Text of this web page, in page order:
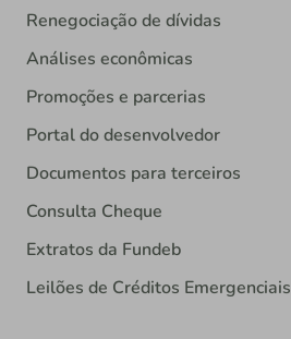
Renegociação de dívidas
Análises econômicas
Promoções e parcerias
Portal do desenvolvedor
Documentos para terceiros
Consulta Cheque
Extratos da Fundeb
Leilões de Créditos Emergenciais